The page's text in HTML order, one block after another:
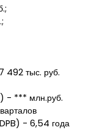
492 тыс. руб.
- *** млн.руб.
- 6,54 года